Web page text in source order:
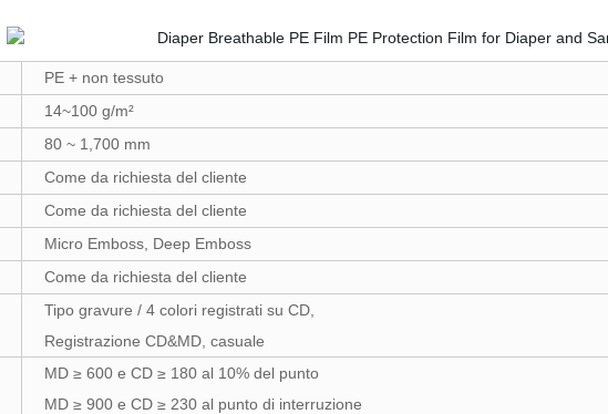
PE + non tessuto
14~100 g/m²
80 ~ 1,700 mm
Come da richiesta del cliente
Come da richiesta del cliente
Micro Emboss, Deep Emboss
Come da richiesta del cliente
Tipo gravure / 4 colori registrati su CD,
Registrazione CD&MD, casuale
MD ≥ 600 e CD ≥ 180 al 10% del punto
MD ≥ 900 e CD ≥ 230 al punto di interruzione